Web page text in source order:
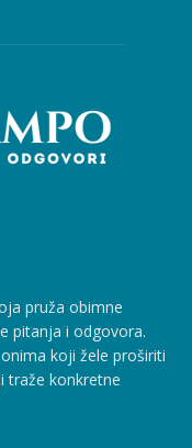
pruža obimne
pitanja i odgovora.
koji žele proširiti
traže konkretne